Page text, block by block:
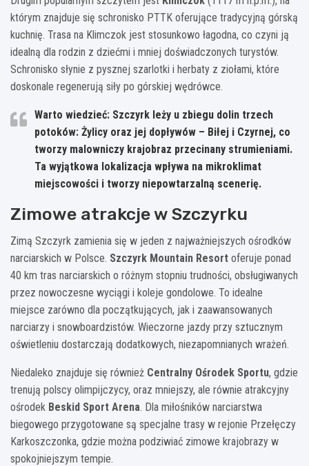
którym znajduje się schronisko PTTK oferujące tradycyjną górską
kuchnię. Trasa na Klimczok jest stosunkowo łagodna, co czyni ją
idealną dla rodzin z dziećmi i mniej doświadczonych turystów.
Schronisko słynie z pysznej szarlotki i herbaty z ziołami, które
doskonale regenerują siły po górskiej wędrówce.
Warto wiedzieć: Szczyrk leży u zbiegu dolin trzech
potoków: Żylicy oraz jej dopływów – Biłej i Czyrnej, co
tworzy malowniczy krajobraz przecinany strumieniami.
Ta wyjątkowa lokalizacja wpływa na mikroklimat
miejscowości i tworzy niepowtarzalną scenerię.
Zimowe atrakcje w Szczyrku
Zimą Szczyrk zamienia się w jeden z najważniejszych ośrodków
narciarskich w Polsce. Szczyrk Mountain Resort oferuje ponad
40 km tras narciarskich o różnym stopniu trudności, obsługiwanych
przez nowoczesne wyciągi i koleje gondolowe. To idealne
miejsce zarówno dla początkujących, jak i zaawansowanych
narciarzy i snowboardzistów. Wieczorne jazdy przy sztucznym
oświetleniu dostarczają dodatkowych, niezapomnianych wrażeń.
Niedaleko znajduje się również Centralny Ośrodek Sportu, gdzie
trenują polscy olimpijczycy, oraz mniejszy, ale równie atrakcyjny
ośrodek Beskid Sport Arena. Dla miłośników narciarstwa
biegowego przygotowane są specjalne trasy w rejonie Przełęczy
Karkoszczonka, gdzie można podziwiać zimowe krajobrazy w
spokojniejszym tempie.